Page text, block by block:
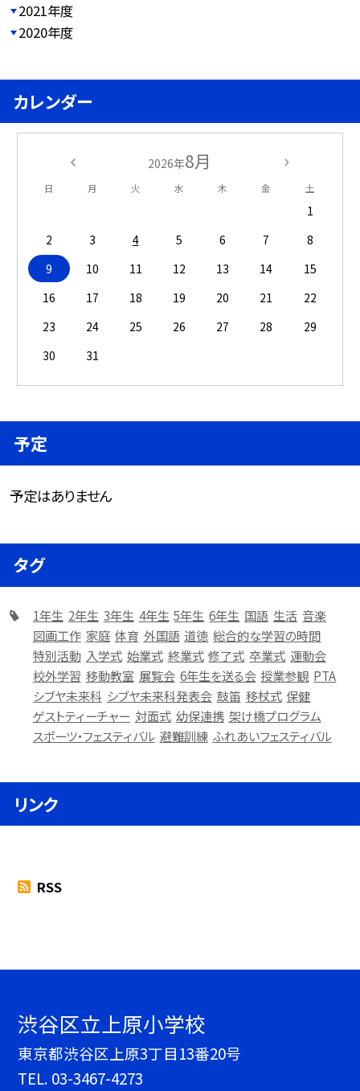
2021年度
2020年度
カレンダー
2026年8月
日 月 火 水 木 金 土
1
2
3 4 5 6 7
8
9
10 11 12 13 14
15
16
17 18 19 20 21
22
23
24 25 26 27 28
29
30
31
予定
予定はありません
タグ
1年生 2年生 3年生 4年生 5年生 6年生 国語 生活 音楽
図画工作 家庭 体育 外国語 道徳 総合的な学習の時間
特別活動 入学式 始業式 終業式 修了式 卒業式 運動会
校外学習 移動教室 展覧会 6年生を送る会 授業参観 PTA
シブヤ未来科 シブヤ未来科発表会 鼓笛 移杖式 保健
ゲストティーチャー 対面式 幼保連携 架け橋プログラム
スポーツ・フェスティバル 避難訓練 ふれあいフェスティバル
リンク
RSS
渋谷区立上原小学校
東京都渋谷区上原3丁目13番20号
TEL. 03-3467-4273